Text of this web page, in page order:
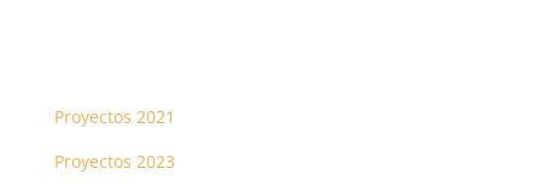
Proyectos 2021
Proyectos 2023